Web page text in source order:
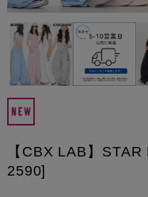
【CBX LAB】
2590]